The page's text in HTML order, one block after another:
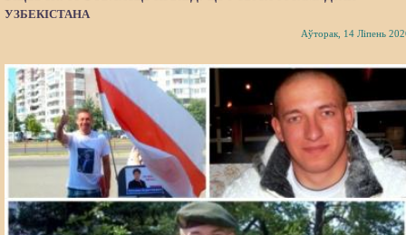
УЗБЕКІСТАНА
Аўторак, 14 Ліпень